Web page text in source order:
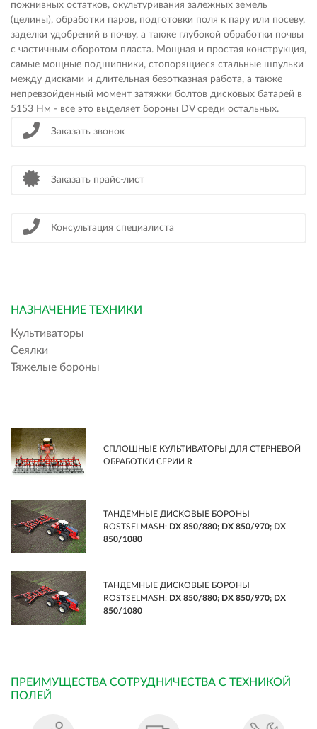
пожнивных остатков, окультуривания залежных земель
(целины), обработки паров, подготовки поля к пару или посеву,
заделки удобрений в почву, а также глубокой обработки почвы
с частичным оборотом пласта. Мощная и простая конструкция,
самые мощные подшипники, стопорящиеся стальные шпульки
между дисками и длительная безотказная работа, а также
непревзойденный момент затяжки болтов дисковых батарей в
5153 Нм - все это выделяет бороны DV среди остальных.
Заказать звонок
Заказать прайс-лист
Консультация специалиста
НАЗНАЧЕНИЕ ТЕХНИКИ
Культиваторы
Сеялки
Тяжелые бороны
СПЛОШНЫЕ КУЛЬТИВАТОРЫ ДЛЯ СТЕРНЕВОЙ
ОБРАБОТКИ СЕРИИ R
ТАНДЕМНЫЕ ДИСКОВЫЕ БОРОНЫ
ROSTSELMASH: DX 850/880; DX 850/970; DX
850/1080
ТАНДЕМНЫЕ ДИСКОВЫЕ БОРОНЫ
ROSTSELMASH: DX 850/880; DX 850/970; DX
850/1080
ПРЕИМУЩЕСТВА СОТРУДНИЧЕСТВА С ТЕХНИКОЙ
ПОЛЕЙ